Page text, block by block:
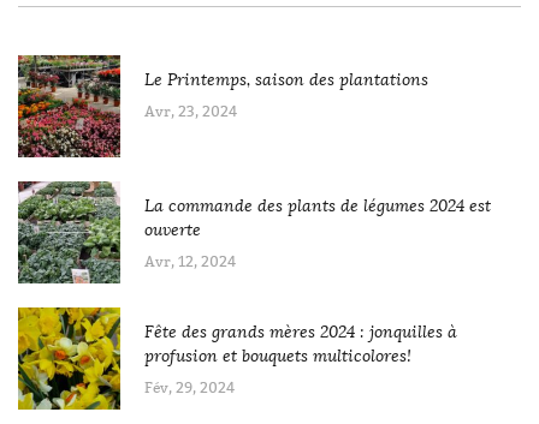
Le Printemps, saison des plantations
Avr, 23, 2024
La commande des plants de légumes 2024 est
ouverte
Avr, 12, 2024
Fête des grands mères 2024 : jonquilles à
profusion et bouquets multicolores!
Fév, 29, 2024